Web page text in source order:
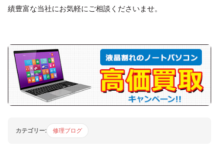
績豊富な当社にお気軽にご相談くださいませ。
カテゴリー: 修理ブログ